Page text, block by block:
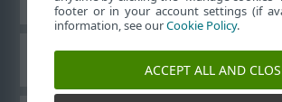
footer or in your account settings (if
information, see ourCookie Policy.
ACCEPT ALL AND